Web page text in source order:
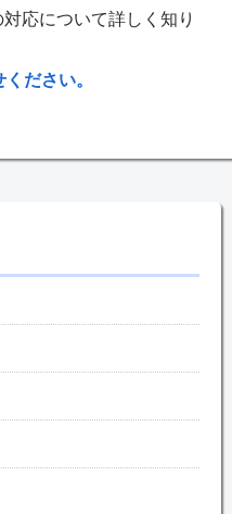
応について詳しく知り
ださい。